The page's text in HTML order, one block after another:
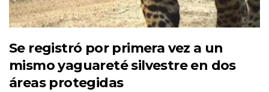
Se registró por primera vez a un
mismo yaguareté silvestre en dos
áreas protegidas